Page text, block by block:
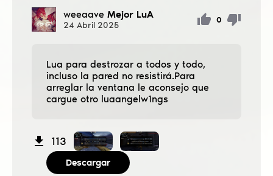
weeaave Mejor LuA
24 Abril 2025
0
Lua para destrozar a todos y todo,
incluso la pared no resistirá.Para
arreglar la ventana le aconsejo que
cargue otro luaangelw1ngs
113
Descargar